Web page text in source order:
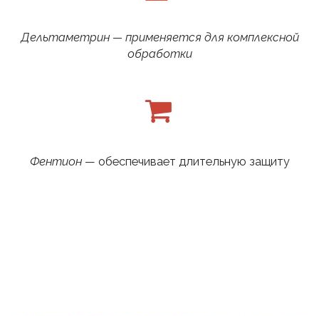
Дельтаметрин — применяется для комплексной
обработки
Фентион— обеспечивает длительную защиту